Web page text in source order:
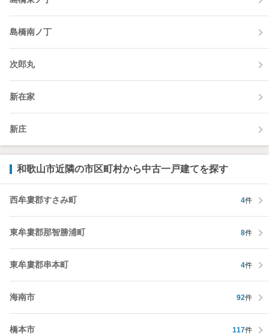
島橋南ノ丁
次郎丸
新在家
新庄
和歌山市近隣の市区町村から中古一戸建てを探す
西牟婁郡すさみ町 4件
東牟婁郡那智勝浦町 8件
東牟婁郡串本町 4件
海南市 92件
橋本市 117件